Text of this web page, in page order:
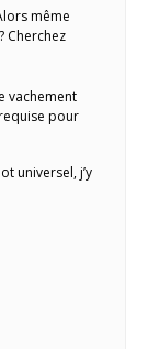
même
Cherchez
vachement
pour
universel, j’y